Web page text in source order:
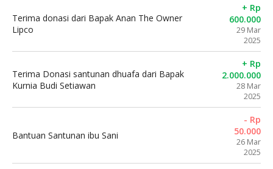
Terima donasi dari Bapak Anan The Owner
Lipco
+ Rp
600.000
29 Mar
2025
Terima Donasi santunan dhuafa dari Bapak
Kurnia Budi Setiawan
+ Rp
2.000.000
28 Mar
2025
Bantuan Santunan ibu Sani
- Rp
50.000
26 Mar
2025